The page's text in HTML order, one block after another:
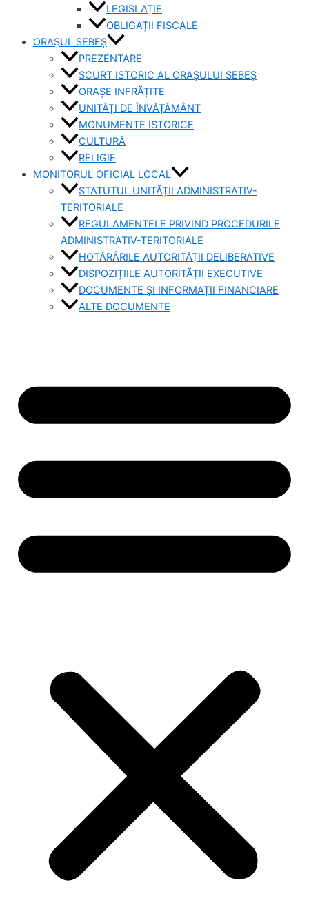
LEGISLAȚIE
OBLIGAȚII FISCALE
ORAȘUL SEBEȘ
PREZENTARE
SCURT ISTORIC AL ORAȘULUI SEBEȘ
ORAȘE INFRĂȚITE
UNITĂȚI DE ÎNVĂȚĂMÂNT
MONUMENTE ISTORICE
CULTURĂ
RELIGIE
MONITORUL OFICIAL LOCAL
STATUTUL UNITĂȚII ADMINISTRATIV-
TERITORIALE
REGULAMENTELE PRIVIND PROCEDURILE
ADMINISTRATIV-TERITORIALE
HOTĂRÂRILE AUTORITĂȚII DELIBERATIVE
DISPOZIȚIILE AUTORITĂȚII EXECUTIVE
DOCUMENTE ȘI INFORMAȚII FINANCIARE
ALTE DOCUMENTE